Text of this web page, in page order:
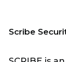
Scribe